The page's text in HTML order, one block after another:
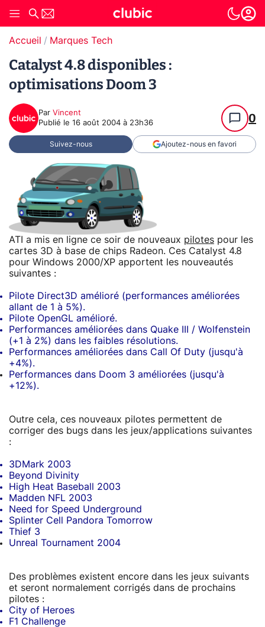
Accueil Marques Tech
Catalyst 4.8 disponibles :
optimisations Doom 3
Par Vincent
Publié le 16 août 2004 à 23h36 0
Suivez-nous Ajoutez-nous en favori
ATI a mis en ligne ce soir de nouveaux pilotes pour les
cartes 3D à base de chips Radeon. Ces Catalyst 4.8
pour Windows 2000/XP apportent les nouveautés
suivantes :
Pilote Direct3D amélioré (performances améliorées
allant de 1 à 5%).
Pilote OpenGL amélioré.
Performances améliorées dans Quake III / Wolfenstein
(+1 à 2%) dans les faibles résolutions.
Performances améliorées dans Call Of Duty (jusqu'à
+4%).
Performances dans Doom 3 améliorées (jusqu'à
+12%).
Outre cela, ces nouveaux pilotes permettent de
corriger des bugs dans les jeux/applications suivantes
:
3DMark 2003
Beyond Divinity
High Heat Baseball 2003
Madden NFL 2003
Need for Speed Underground
Splinter Cell Pandora Tomorrow
Thief 3
Unreal Tournament 2004
Des problèmes existent encore dans les jeux suivants
et seront normalement corrigés dans de prochains
pilotes :
City of Heroes
F1 Challenge